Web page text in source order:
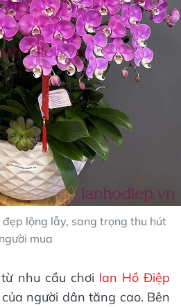
lộng lẫy, sang trọng thu hút
người mua
nhu cầu chơi lan Hồ Điệp
người dân tăng cao. Bên